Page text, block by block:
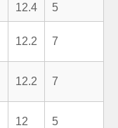
12.4 5
12.2 7
12.2 7
12 5